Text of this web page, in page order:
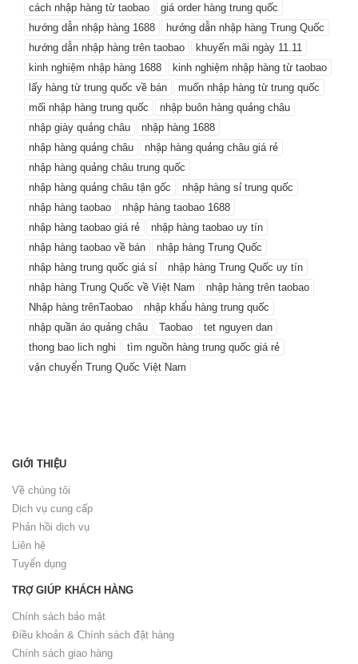
cách nhập hàng từ taobao
giá order hàng trung quốc
hướng dẫn nhập hàng 1688
hướng dẫn nhập hàng Trung Quốc
hướng dẫn nhập hàng trên taobao
khuyến mãi ngày 11.11
kinh nghiệm nhập hàng 1688
kinh nghiệm nhập hàng từ taobao
lấy hàng từ trung quốc về bán
muốn nhập hàng từ trung quốc
mối nhập hàng trung quốc
nhập buôn hàng quảng châu
nhập giày quảng châu
nhập hàng 1688
nhập hàng quảng châu
nhập hàng quảng châu giá rẻ
nhập hàng quảng châu trung quốc
nhập hàng quảng châu tận gốc
nhập hàng sỉ trung quốc
nhập hàng taobao
nhập hàng taobao 1688
nhập hàng taobao giá rẻ
nhập hàng taobao uy tín
nhập hàng taobao về bán
nhập hàng Trung Quốc
nhập hàng trung quốc giá sỉ
nhập hàng Trung Quốc uy tín
nhập hàng Trung Quốc về Việt Nam
nhập hàng trên taobao
Nhập hàng trênTaobao
nhập khẩu hàng trung quốc
nhập quần áo quảng châu
Taobao
tet nguyen dan
thong bao lich nghi
tìm nguồn hàng trung quốc giá rẻ
vận chuyển Trung Quốc Việt Nam
GIỚI THIỆU
Về chúng tôi
Dịch vụ cung cấp
Phản hồi dịch vụ
Liên hệ
Tuyển dụng
TRỢ GIÚP KHÁCH HÀNG
Chính sách bảo mật
Điều khoản & Chính sách đặt hàng
Chính sách giao hàng